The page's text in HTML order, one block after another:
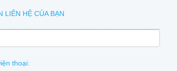
LIÊN HỆ CỦA BẠN
thoại: